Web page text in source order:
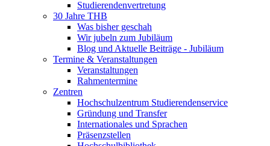
Studierendenvertretung
30 Jahre THB
Was bisher geschah
Wir jubeln zum Jubiläum
Blog und Aktuelle Beiträge - Jubiläum
Termine & Veranstaltungen
Veranstaltungen
Rahmentermine
Zentren
Hochschulzentrum Studierendenservice
Gründung und Transfer
Internationales und Sprachen
Präsenzstellen